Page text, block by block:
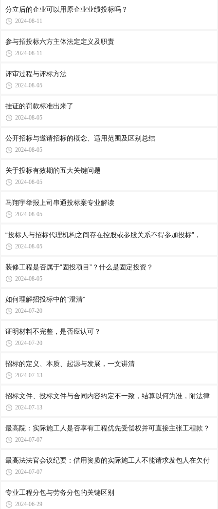
分立后的企业可以用原企业业绩投标吗？
2024-08-11
参与招投标六方主体法定定义及职责
2024-08-11
评审过程与评标方法
2024-08-05
挂证的罚款标准出来了
2024-08-05
公开招标与邀请招标的概念、适用范围及区别总结
2024-08-05
关于投标有效期的五大关键问题
2024-08-05
马翔宇举报上司串通投标案专业解读
2024-08-05
“投标人与招标代理机构之间存在控股或参股关系不得参加投标”，
2024-08-05
装修工程是否属于“固投项目”？什么是固定投资？
2024-08-05
如何理解招投标中的“澄清”
2024-07-20
证明材料不完整，是否应认可？
2024-07-20
招标的定义、本质、起源与发展，一文讲清
2024-07-13
招标文件、投标文件与合同内容约定不一致，结算以何为准，附法律
2024-07-13
最高院：实际施工人是否享有工程优先受偿权并可直接主张工程款？
2024-07-07
最高法法官会议纪要：借用资质的实际施工人不能请求发包人在欠付
2024-07-07
专业工程分包与劳务分包的关键区别
2024-06-29